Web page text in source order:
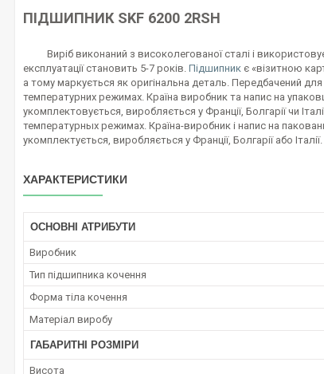
ПІДШИПНИК SKF 6200 2RSH
Виріб виконаний з високолегованої сталі і
експлуатації становить 5-7 років. Підшипник є «візитною
а тому маркується як оригінальна деталь. Передбачений
температурних режимах. Країна виробник та напис на
укомплектовується, виробляється у Франції, Болгарії чи
температурных режимах. Країна-виробник і напис на
укомплектується, виробляється у Франції, Болгарії або Італії.
ХАРАКТЕРИСТИКИ
ОСНОВНІ АТРИБУТИ
Виробник
Тип підшипника кочення
Форма тіла кочення
Матеріал виробу
ГАБАРИТНІ РОЗМІРИ
Висота